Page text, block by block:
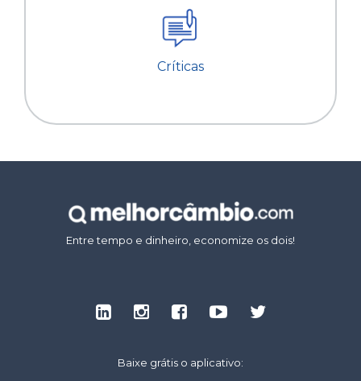
Críticas
Entre tempo e dinheiro, economize os dois!
Baixe grátis o aplicativo: